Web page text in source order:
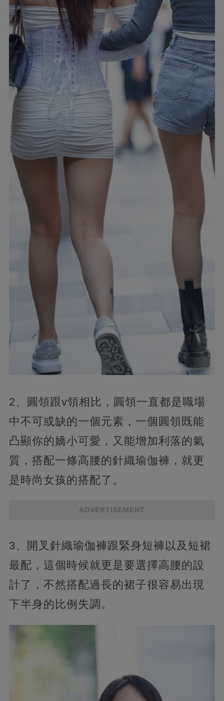
2、圓領跟v領相比，圓領一直都是職場
中不可或缺的一個元素，一個圓領既能
凸顯你的嬌小可愛，又能增加利落的氣
質，搭配一條高腰的針織瑜伽褲，就更
是時尚女孩的搭配了。
ADVERTISEMENT
3、開叉針織瑜伽褲跟緊身短褲以及短裙
最配，這個時候就更是要選擇高腰的設
計了，不然搭配過長的裙子很容易出現
下半身的比例失調。